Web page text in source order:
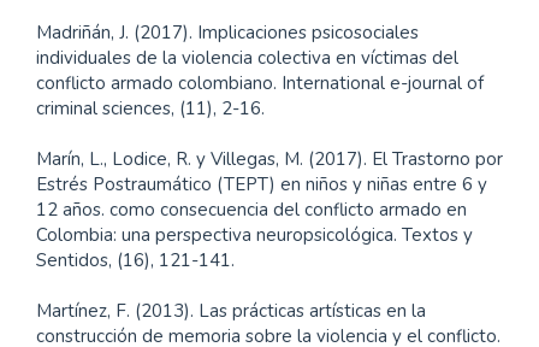
Madriñán, J. (2017). Implicaciones psicosociales
individuales de la violencia colectiva en víctimas del
conflicto armado colombiano. International e-journal of
criminal sciences, (11), 2-16.
Marín, L., Lodice, R. y Villegas, M. (2017). El Trastorno por
Estrés Postraumático (TEPT) en niños y niñas entre 6 y
12 años. como consecuencia del conflicto armado en
Colombia: una perspectiva neuropsicológica. Textos y
Sentidos, (16), 121-141.
Martínez, F. (2013). Las prácticas artísticas en la
construcción de memoria sobre la violencia y el conflicto.